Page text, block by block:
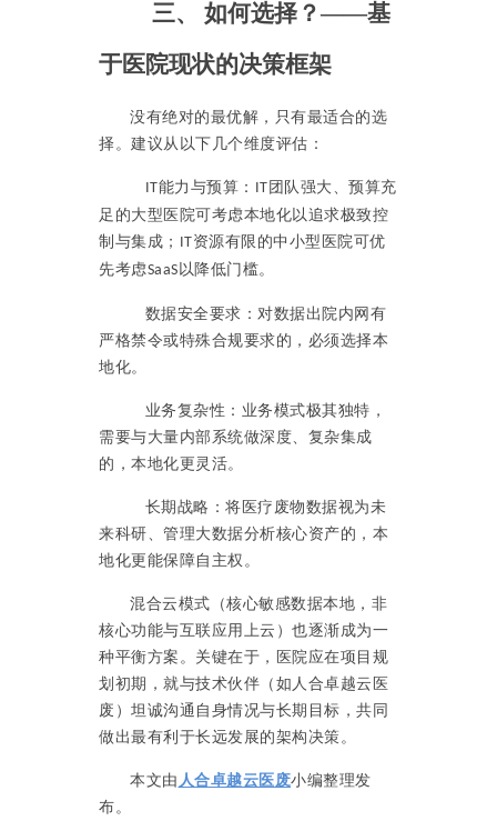
三、 如何选择？——基
于医院现状的决策框架
没有绝对的最优解，只有最适合的选
择。建议从以下几个维度评估：
IT能力与预算： IT 团队强大、预算充
足的大型医院可考虑本地化以追求极致控
制与集成； IT资源有限的中小型医院可优
先考虑SaaS 以降低门槛。
数据安全要求：对数据出院内网有
严格禁令或特殊合规要求的，必须选择本
地化。
业务复杂性：业务模式极其独特，
需要与大量内部系统做深度、复杂集成
的，本地化更灵活。
长期战略：将医疗废物数据视为未
来科研、管理大数据分析核心资产的，本
地化更能保障自主权。
混合云模式（核心敏感数据本地，非
核心功能与互联应用上云）也逐渐成为一
种平衡方案。关键在于，医院应在项目规
划初期，就与技术伙伴（如 人合卓越云医
废 ）坦诚沟通自身情况与长期目标，共同
做出最有利于长远发展的架构决策。
本文由 人合卓越云医废小编整理发
布。